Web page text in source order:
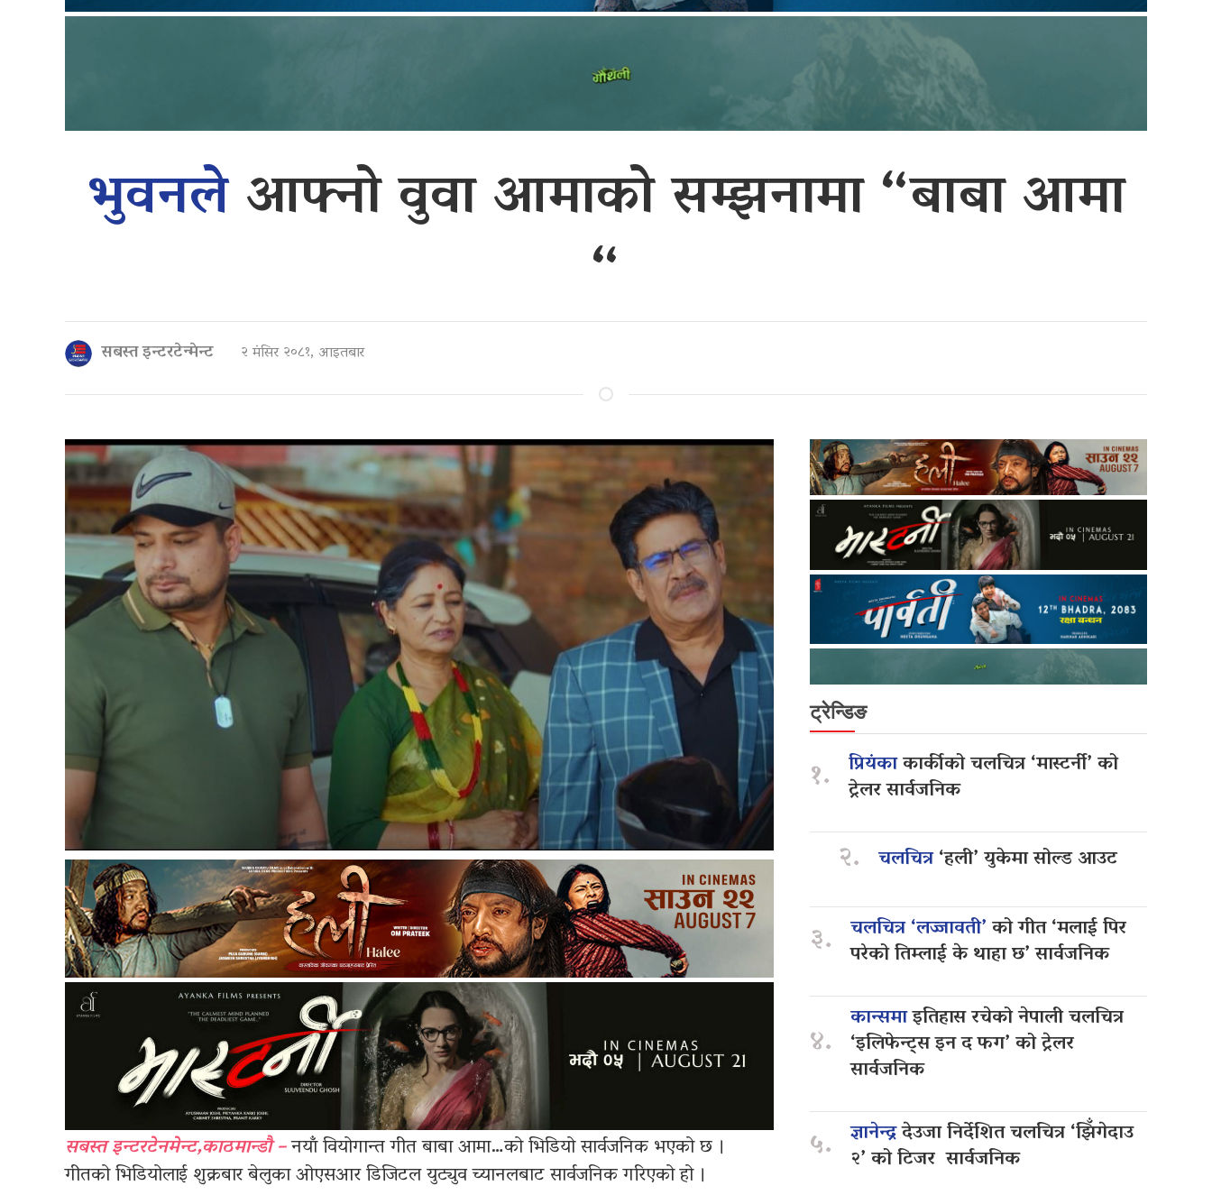
भुवनलेआफ्नो वुवा आमाको सम्झनामा “बाबा आमा
“
सबस्त इन्टरटेन्मेन्ट २ मंसिर २०८१, आइतबार
सबस्त इन्टरटेनमेन्ट,काठमान्डौ –नयाँ वियोगान्त गीत बाबा आमा…को भिडियो सार्वजनिक भएको छ ।
गीतको भिडियोलाई शुक्रबार बेलुका ओएसआर डिजिटल युट्युव च्यानलबाट सार्वजनिक गरिएको हो ।
ट्रेन्डिङ
१. प्रियंकाकार्कीको चलचित्र ‘मास्टर्नी’ को
ट्रेलर सार्वजनिक
२. चलचित्र‘हली’ युकेमा सोल्ड आउट
३. चलचित्र ‘लज्जावती’को गीत ‘मलाई पिर
परेको तिम्लाई के थाहा छ’ सार्वजनिक
४.
कान्समाइतिहास रचेको नेपाली चलचित्र
‘इलिफेन्ट्स इन द फग’ को ट्रेलर
सार्वजनिक
५. ज्ञानेन्द्रदेउजा निर्देशित चलचित्र ‘झिँगेदाउ
२’ को टिजर सार्वजनिक